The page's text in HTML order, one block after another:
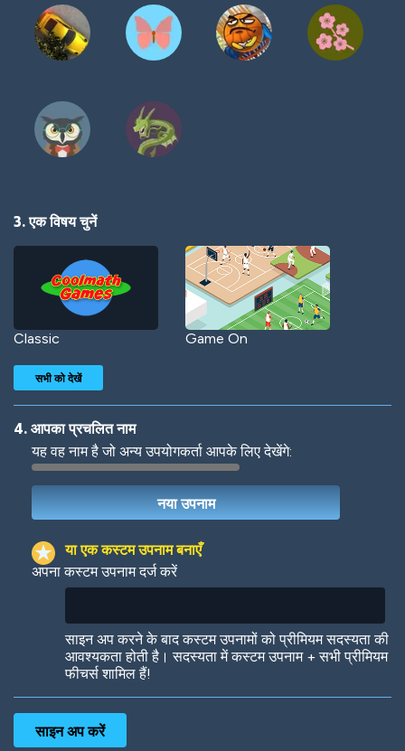
3. एक विषय चुनें
Classic Game On
Woof Jungle Cats
सभी को देखें
4. आपका प्रचलित नाम
यह वह नाम है जो अन्य उपयोगकर्ता आपके लिए देखेंगे:
या एक कस्टम उपनाम बनाएँ
अपना कस्टम उपनाम दर्ज करें
साइन अप करने के बाद कस्टम उपनामों को प्रीमियम सदस्यता की
आवश्यकता होती है। सदस्यता में कस्टम उपनाम + सभी प्रीमियम
फीचर्स शामिल हैं!